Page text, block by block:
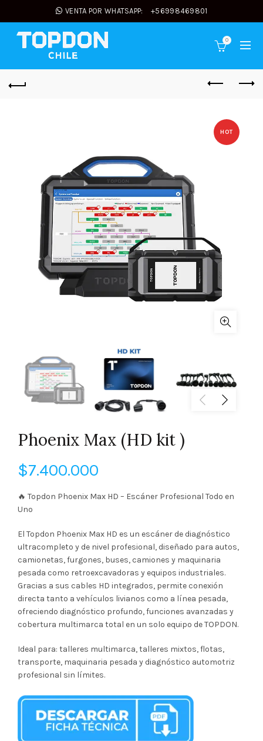
VENTA POR WHATSAPP: +56998469801
0
HOT
Phoenix Max (HD kit )
$7.400.000
🔥 Topdon Phoenix Max HD – Escáner Profesional Todo en
Uno
El Topdon Phoenix Max HD es un escáner de diagnóstico
ultracompleto y de nivel profesional, diseñado para autos,
camionetas, furgones, buses, camiones y maquinaria
pesada como retroexcavadoras y equipos industriales.
Gracias a sus cables HD integrados, permite conexión
directa tanto a vehículos livianos como a línea pesada,
ofreciendo diagnóstico profundo, funciones avanzadas y
cobertura multimarca total en un solo equipo de TOPDON.
Ideal para: talleres multimarca, talleres mixtos, flotas,
transporte, maquinaria pesada y diagnóstico automotriz
profesional sin límites.